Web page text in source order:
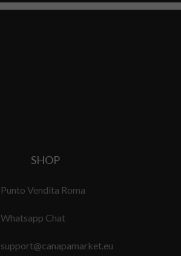
SHOP
Punto Vendita Roma
Whatsapp Chat
support@canapamarket.eu